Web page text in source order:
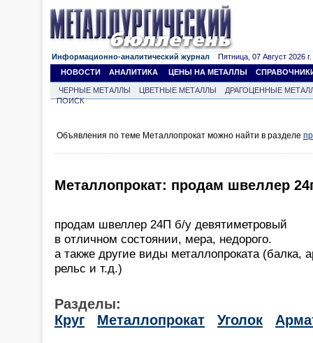
Информационно-аналитический журнал Пятница, 07 Август 2026 г.
НОВОСТИ
АНАЛИТИКА ЦЕНЫ НА МЕТАЛЛЫ
ЧЕРНЫЕ МЕТАЛЛЫ ЦВЕТНЫЕ МЕТАЛЛЫ
ДРАГОЦЕННЫЕ
ПОИСК
Объявления по теме Металлопрокат можно найти в разделе
Металлопрокат: продам швеллер
продам швеллер 24П б/у девятиметровый
в отличном состоянии, мера, недорого.
а также другие виды металлопроката (балка,
рельс и т.д.)
Разделы:
Круг
Металлопрокат Уголок